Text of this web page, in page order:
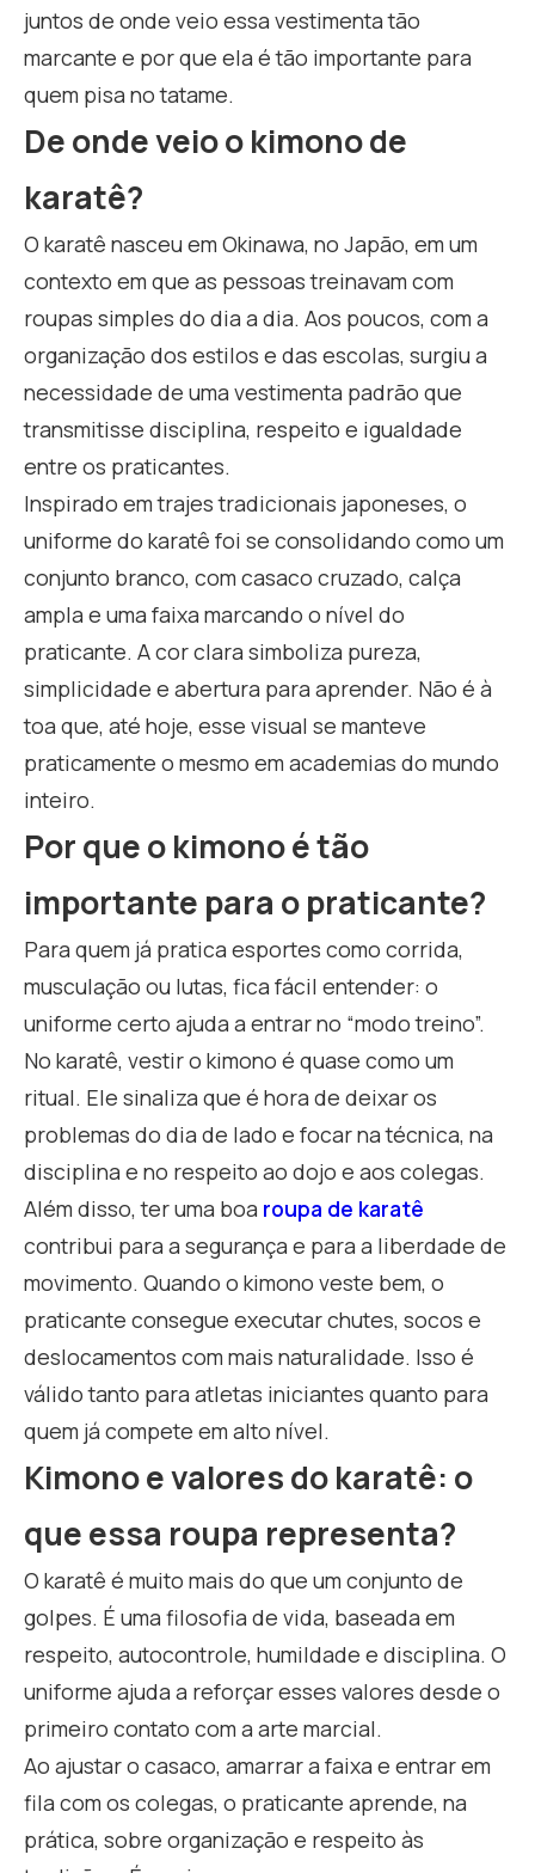
juntos de onde veio essa vestimenta tão
marcante e por que ela é tão importante para
quem pisa no tatame.
De onde veio o kimono de
karatê?
O karatê nasceu em Okinawa, no Japão, em um
contexto em que as pessoas treinavam com
roupas simples do dia a dia. Aos poucos, com a
organização dos estilos e das escolas, surgiu a
necessidade de uma vestimenta padrão que
transmitisse disciplina, respeito e igualdade
entre os praticantes.
Inspirado em trajes tradicionais japoneses, o
uniforme do karatê foi se consolidando como um
conjunto branco, com casaco cruzado, calça
ampla e uma faixa marcando o nível do
praticante. A cor clara simboliza pureza,
simplicidade e abertura para aprender. Não é à
toa que, até hoje, esse visual se manteve
praticamente o mesmo em academias do mundo
inteiro.
Por que o kimono é tão
importante para o praticante?
Para quem já pratica esportes como corrida,
musculação ou lutas, fica fácil entender: o
uniforme certo ajuda a entrar no “modo treino”.
No karatê, vestir o kimono é quase como um
ritual. Ele sinaliza que é hora de deixar os
problemas do dia de lado e focar na técnica, na
disciplina e no respeito ao dojo e aos colegas.
Além disso, ter uma boa roupa de karatê
contribui para a segurança e para a liberdade de
movimento. Quando o kimono veste bem, o
praticante consegue executar chutes, socos e
deslocamentos com mais naturalidade. Isso é
válido tanto para atletas iniciantes quanto para
quem já compete em alto nível.
Kimono e valores do karatê: o
que essa roupa representa?
O karatê é muito mais do que um conjunto de
golpes. É uma filosofia de vida, baseada em
respeito, autocontrole, humildade e disciplina. O
uniforme ajuda a reforçar esses valores desde o
primeiro contato com a arte marcial.
Ao ajustar o casaco, amarrar a faixa e entrar em
fila com os colegas, o praticante aprende, na
prática, sobre organização e respeito às